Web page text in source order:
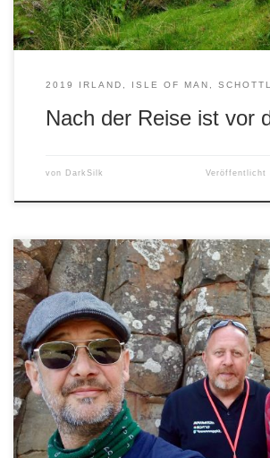
2019 IRLAND, ISLE OF MAN,
Nach der Reise ist vor
von DarkSilk